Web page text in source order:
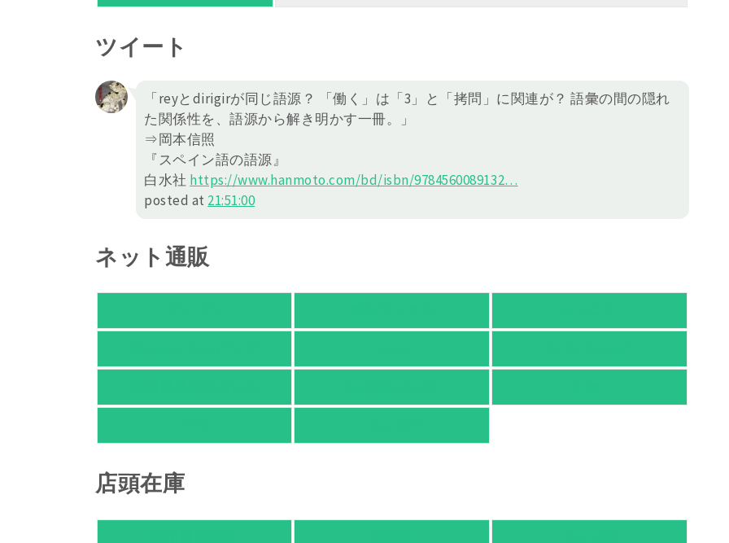
ツイート
「reyとdirigirが同じ語源？ 「働く」は「3」と「拷問」に関連が？ 語彙の間の隠れ
た関係性を、語源から解き明かす一冊。」
⇒岡本信照
『スペイン語の語源』
白水社 https://www.hanmoto.com/bd/isbn/9784560089132…
posted at 21:51:00
ネット通販
店頭在庫